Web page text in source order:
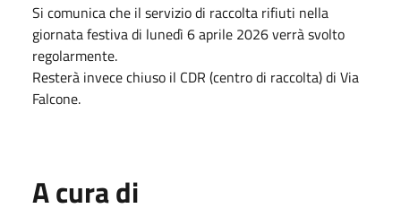
Si comunica che il servizio di raccolta rifiuti nella
giornata festiva di lunedì 6 aprile 2026 verrà svolto
regolarmente.
Resterà invece chiuso il CDR (centro di raccolta) di Via
Falcone.
A cura di